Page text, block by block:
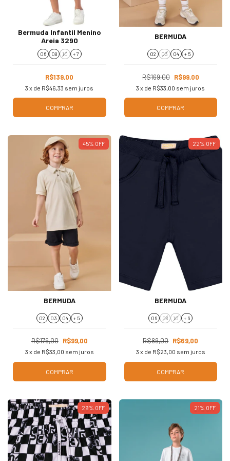
Bermuda Infantil Menino
Areia 3290
06 08 10 + 7
R$139,00
3 x de R$46,33 sem juros
COMPRAR
BERMUDA
02 03 04 + 5
R$169,00 R$99,00
3 x de R$33,00 sem juros
COMPRAR
45% OFF
BERMUDA
02 03 04 + 5
R$179,00 R$99,00
3 x de R$33,00 sem juros
COMPRAR
22% OFF
BERMUDA
06 08 10 + 6
R$89,00 R$69,00
3 x de R$23,00 sem juros
COMPRAR
29% OFF 21% OFF